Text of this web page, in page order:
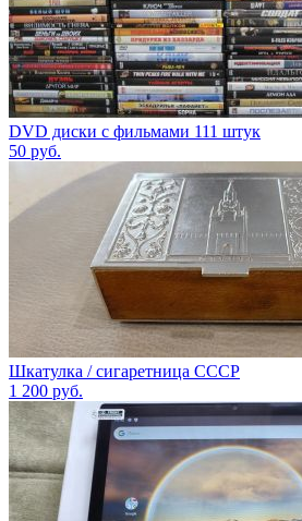
DVD диски с фильмами 111 штук
50 руб.
Шкатулка / сигаретница СССР
1 200 руб.